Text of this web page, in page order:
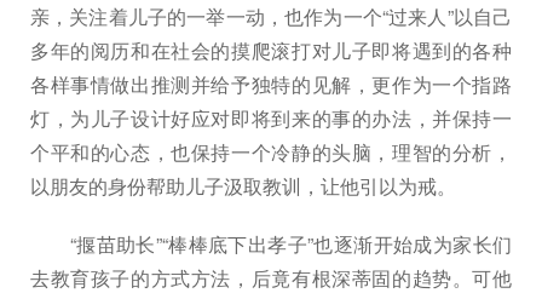
亲，关注着儿子的一举一动，也作为一个“过来人”以自己
多年的阅历和在社会的摸爬滚打对儿子即将遇到的各种
各样事情做出推测并给予独特的见解，更作为一个指路
灯，为儿子设计好应对即将到来的事的办法，并保持一
个平和的心态，也保持一个冷静的头脑，理智的分析，
以朋友的身份帮助儿子汲取教训，让他引以为戒。
“揠苗助长”“棒棒底下出孝子”也逐渐开始成为家长们
去教育孩子的方式方法，后竟有根深蒂固的趋势。可他